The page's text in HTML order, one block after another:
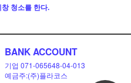
청소를 한다.
BANK ACCOUNT
기업 071-065648-04-013
예금주:(주)플라코스